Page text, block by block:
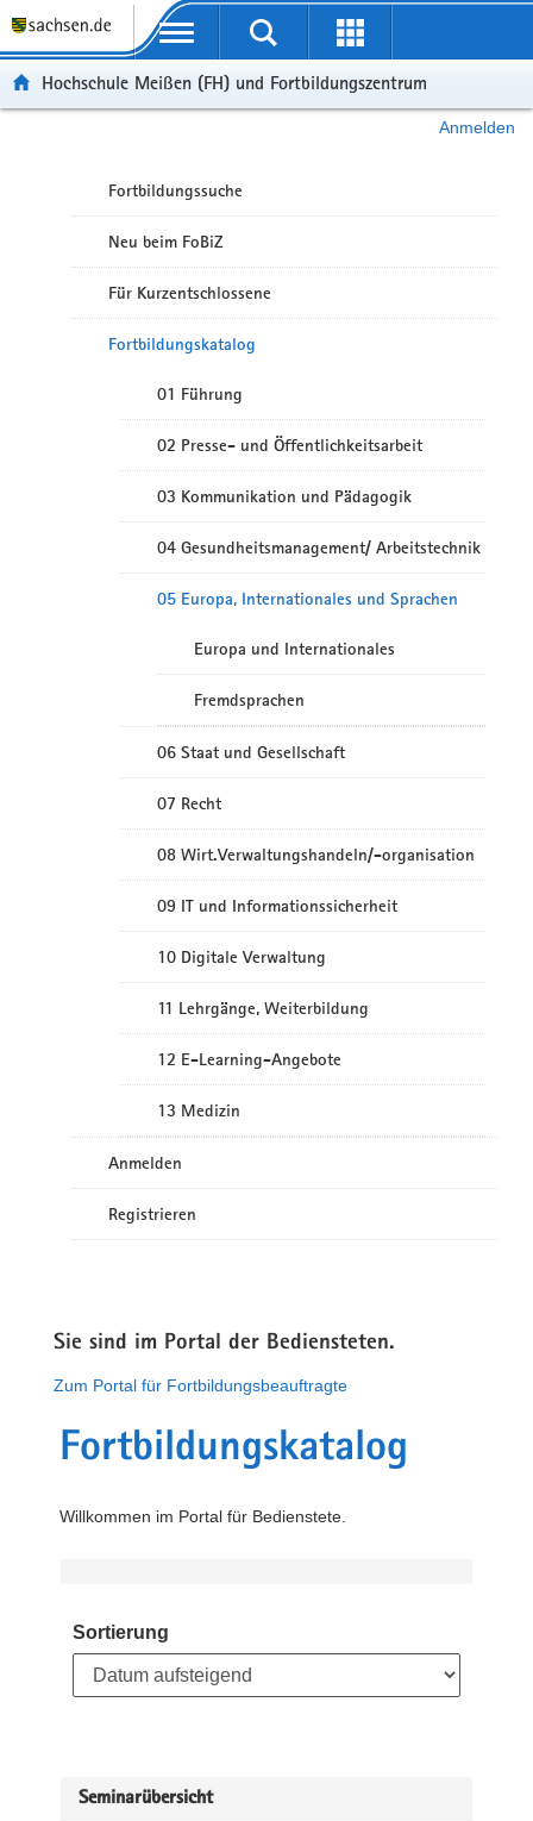
Portalübergreifende Navigation
Hochschule Meißen (FH) und Fortbildungszentrum
Anmelden
Fortbildungssuche
Neu beim FoBiZ
Für Kurzentschlossene
Fortbildungskatalog
01 Führung
02 Presse- und Öffentlichkeitsarbeit
03 Kommunikation und Pädagogik
04 Gesundheitsmanagement/ Arbeitstechnik
05 Europa, Internationales und Sprachen
Europa und Internationales
Fremdsprachen
06 Staat und Gesellschaft
07 Recht
08 Wirt.Verwaltungshandeln/-organisation
09 IT und Informationssicherheit
10 Digitale Verwaltung
11 Lehrgänge, Weiterbildung
12 E-Learning-Angebote
13 Medizin
Anmelden
Registrieren
Sie sind im Portal der Bediensteten.
Zum Portal für Fortbildungsbeauftragte
Fortbildungskatalog
Willkommen im Portal für Bedienstete.
Sortierung
Seminarübersicht